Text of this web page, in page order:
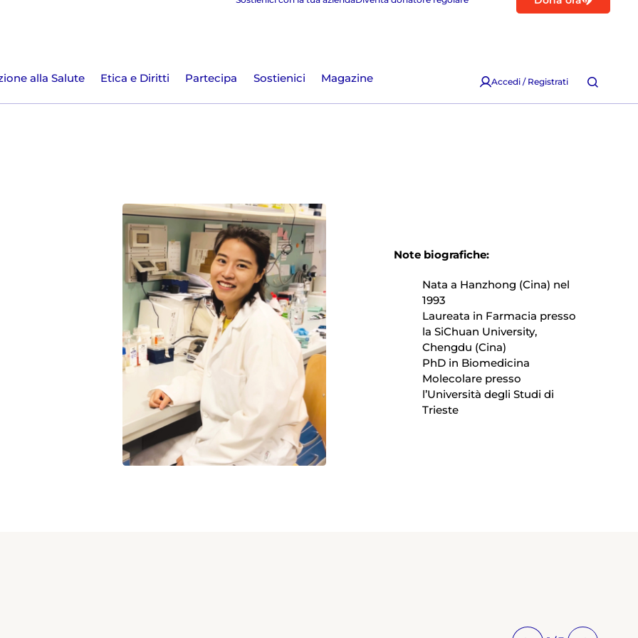
alla Salute Etica e Diritti Partecipa Sostienici Magazine Accedi / Registrati
Note biografiche:
Nata a Hanzhong (Cina) nel
1993
Laureata in Farmacia presso
la SiChuan University,
Chengdu (Cina)
PhD in Biomedicina
Molecolare presso
l’Università degli Studi di
Trieste